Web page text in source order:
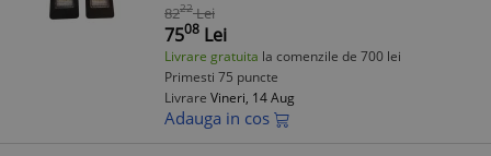
8222 Lei
7508 Lei
Livrare gratuita la comenzile de 700 lei
Primesti 75 puncte
Livrare Vineri, 14 Aug
Adauga in cos